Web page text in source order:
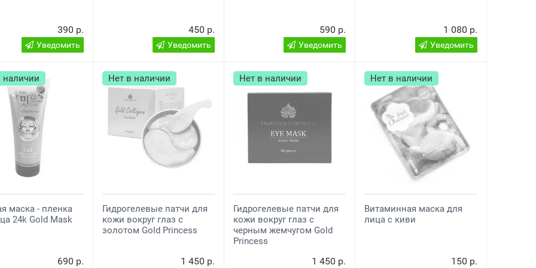
390 р.
Уведомить
450 р.
Уведомить
590 р.
Уведомить
1 080 р.
Уведомить
наличии
маска - пленка
24k Gold Mask
690 р.
Нет в наличии
Гидрогелевые патчи для
кожи вокруг глаз с
золотом Gold Princess
1 450 р.
Нет в наличии
Гидрогелевые патчи для
кожи вокруг глаз c
черным жемчугом Gold
Princess
1 450 р.
Нет в наличии
Витаминная маска для
лица с киви
150 р.